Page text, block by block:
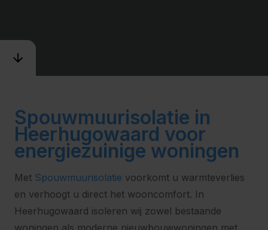
Spouwmuurisolatie in
Heerhugowaard voor
energiezuinige woningen
Met Spouwmuurisolatie voorkomt u warmteverlies
en verhoogt u direct het wooncomfort. In
Heerhugowaard isoleren wij zowel bestaande
woningen als moderne nieuwbouwwoningen met